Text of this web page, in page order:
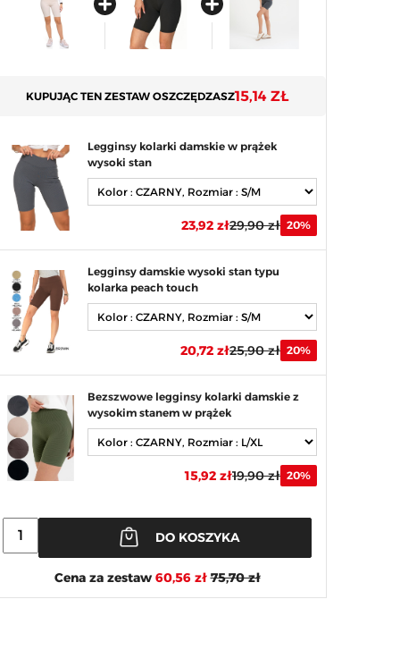
KUPUJĄC TEN ZESTAW OSZCZĘDZASZ15,14 ZŁ
Legginsy kolarki damskie w prążek
wysoki stan
23,92 zł29,90 zł 20%
Legginsy damskie wysoki stan typu
kolarka peach touch
20,72 zł25,90 zł 20%
Bezszwowe legginsy kolarki damskie z
wysokim stanem w prążek
15,92 zł19,90 zł 20%
DO KOSZYKA
Cena za zestaw 60,56 zł75,70 zł